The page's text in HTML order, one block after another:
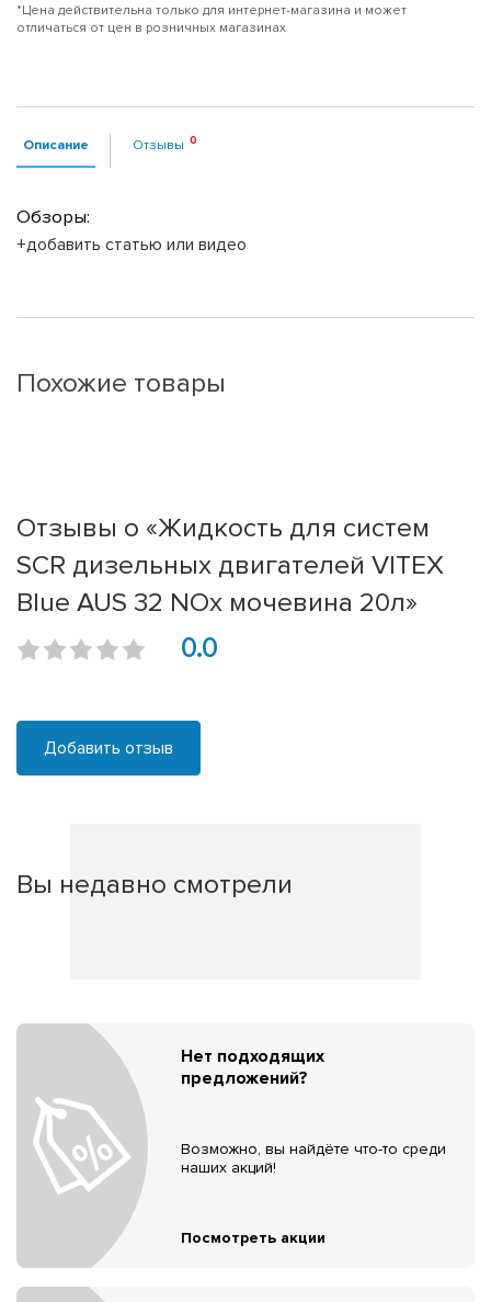
*Цена действительна только для интернет-магазина и может
отличаться от цен в розничных магазинах
Описание Отзывы
Обзоры:
+добавить статью или видео
Похожие товары
Отзывы о «Жидкость для систем
SCR дизельных двигателей VITEX
Blue AUS 32 NOx мочевина 20л»
0.0
Добавить отзыв
Вы недавно смотрели
Нет подходящих
предложений?
Возможно, вы найдёте что-то среди
наших акций!
Посмотреть акции